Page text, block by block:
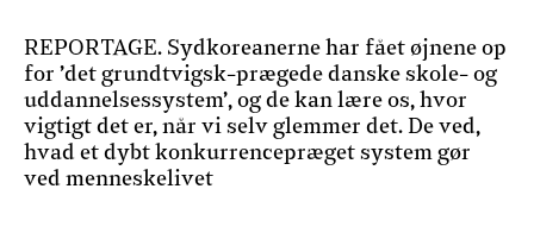
REPORTAGE. Sydkoreanerne har fået øjnene op
for ’det grundtvigsk-prægede danske skole- og
uddannelsessystem’, og de kan lære os, hvor
vigtigt det er, når vi selv glemmer det. De ved,
hvad et dybt konkurrencepræget system gør
ved menneskelivet